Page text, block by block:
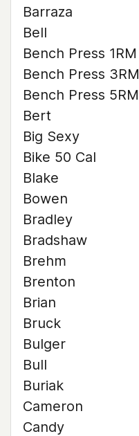
Barraza
Bell
Bench Press 1RM
Bench Press 3RM
Bench Press 5RM
Bert
Big Sexy
Bike 50 Cal
Blake
Bowen
Bradley
Bradshaw
Brehm
Brenton
Brian
Bruck
Bulger
Bull
Buriak
Cameron
Candy